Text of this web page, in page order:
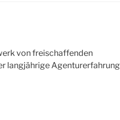
von freischaffenden
langjährige Agenturerfahrung